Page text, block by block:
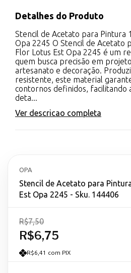
Detalhes do Produto
Stencil de Acetato para Pintura
Opa 2245 O Stencil de Acetato
Flor Lotus Est Opa 2245 é um
quem busca precisão em
artesanato e decoração.
resistente, este material
contornos definidos, facilitando
deta...
Ver descricao completa
OPA
Stencil de Acetato para
Est Opa 2245 - Sku. 144406
R$6,75
R$7,50
R$6,41 com PIX